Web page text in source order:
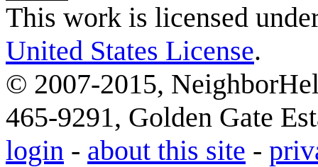
This work is licensed
United States License.
© 2007-2015,
465-9291, Golden Gate
login - about this site -